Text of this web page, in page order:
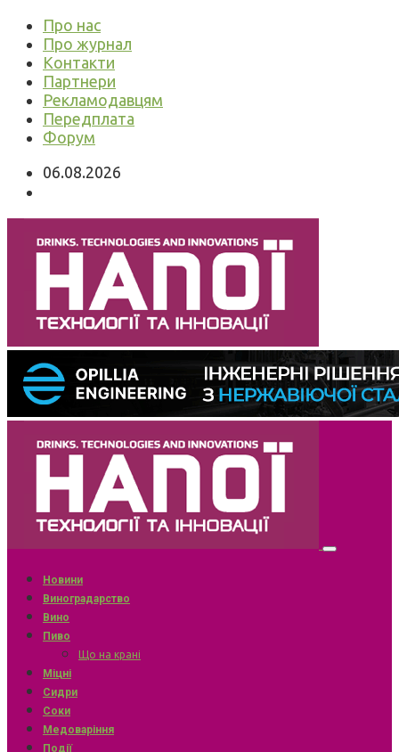
Про нас
Про журнал
Контакти
Партнери
Рекламодавцям
Передплата
Форум
06.08.2026
Новини
Виноградарство
Вино
Пиво
Що на крані
Міцні
Сидри
Соки
Медоваріння
Події